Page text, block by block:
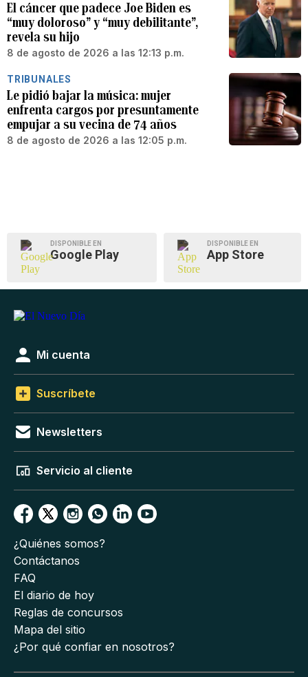
El cáncer que padece Joe Biden es
“muy doloroso” y “muy debilitante”,
revela su hijo
8 de agosto de 2026 a las 12:13 p.m.
TRIBUNALES
Le pidió bajar la música: mujer
enfrenta cargos por presuntamente
empujar a su vecina de 74 años
8 de agosto de 2026 a las 12:05 p.m.
DISPONIBLE EN
Google Play
DISPONIBLE EN
App Store
Mi cuenta
Suscríbete
Newsletters
Servicio al cliente
¿Quiénes somos?
Contáctanos
FAQ
El diario de hoy
Reglas de concursos
Mapa del sitio
¿Por qué confiar en nosotros?